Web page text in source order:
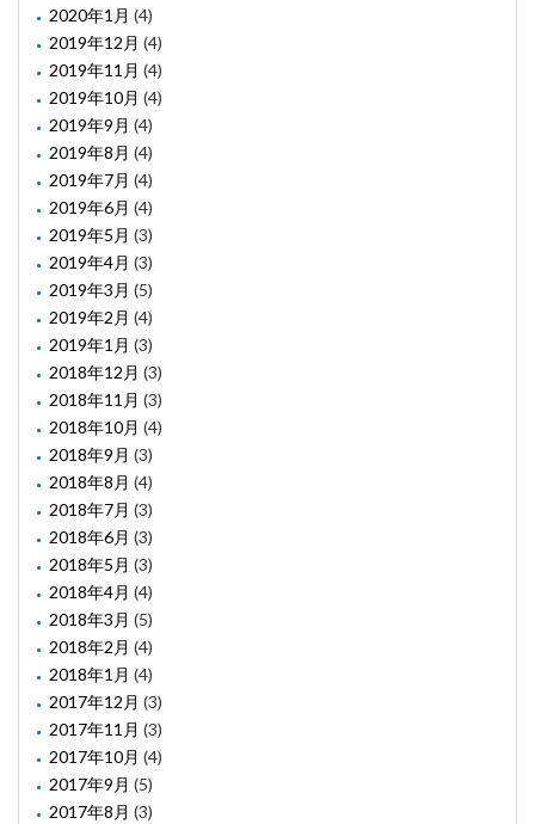
2020年1月 (4)
2019年12月 (4)
2019年11月 (4)
2019年10月 (4)
2019年9月 (4)
2019年8月 (4)
2019年7月 (4)
2019年6月 (4)
2019年5月 (3)
2019年4月 (3)
2019年3月 (5)
2019年2月 (4)
2019年1月 (3)
2018年12月 (3)
2018年11月 (3)
2018年10月 (4)
2018年9月 (3)
2018年8月 (4)
2018年7月 (3)
2018年6月 (3)
2018年5月 (3)
2018年4月 (4)
2018年3月 (5)
2018年2月 (4)
2018年1月 (4)
2017年12月 (3)
2017年11月 (3)
2017年10月 (4)
2017年9月 (5)
2017年8月 (3)